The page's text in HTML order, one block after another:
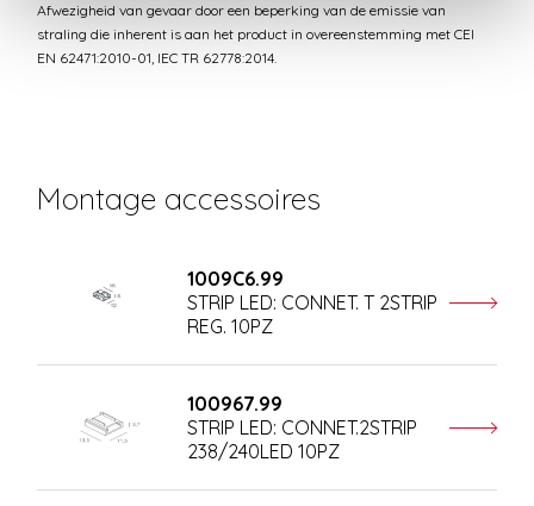
Afwezigheid van gevaar door een beperking van de emissie van
straling die inherent is aan het product in overeenstemming met CEI
EN 62471:2010-01, IEC TR 62778:2014.
Montage accessoires
1009C6.99
STRIP LED: CONNET. T 2STRIP
REG. 10PZ
100967.99
STRIP LED: CONNET.2STRIP
238/240LED 10PZ